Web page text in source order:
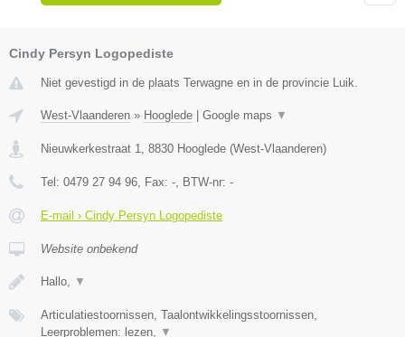
Cindy Persyn Logopediste
Niet gevestigd in de plaats Terwagne en in de provincie Luik.
West-Vlaanderen » Hooglede | Google maps ▼
Nieuwkerkestraat 1 8830 Hooglede (West-Vlaanderen)
Tel: 0479 27 94 96 , Fax: - , BTW-nr: -
E-mail › Cindy Persyn Logopediste
Website onbekend
Hallo, ▼
Articulatiestoornissen, Taalontwikkelingsstoornissen,
Leerproblemen: lezen,
▼